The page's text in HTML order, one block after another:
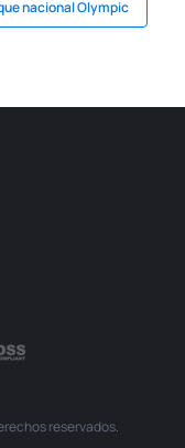
nacional Olympic
reservados.